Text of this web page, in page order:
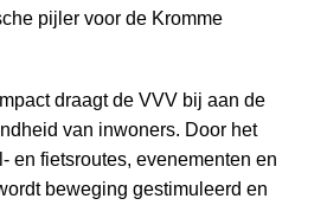
pijler voor de Kromme
draagt de VVV bij aan de
van inwoners. Door het
en fietsroutes, evenementen en
beweging gestimuleerd en